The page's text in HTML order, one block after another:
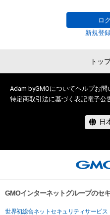
ロ
新規登
トッ
Adam byGMOについてヘルプお問
特定商取引法に基づく表記電子公
GMOインターネットグループのセ
世界初総合ネットセキュリティサービス